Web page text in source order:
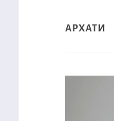
АРХАТИ